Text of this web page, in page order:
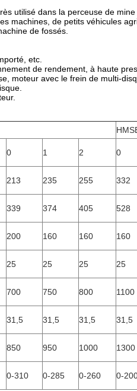
utilisé dans la perceuse de
machines, de petits véhicules
de fossés.
etc.
de rendement, à haute
moteur avec le frein de multi-
.
0 1 2 0
213 235 255 332
339 374 405 528
200 160 160 160
25 25 25 25
700 750 800 1100
31,5 31,5 31,5 31,5
850 950 1000 1300
0-310 0-285 0-260 0-